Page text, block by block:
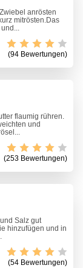
anrösten
mitrösten.Das
(94 Bewertungen)
flaumig rühren.
und
(253 Bewertungen)
Salz gut
hinzufügen und in
(54 Bewertungen)